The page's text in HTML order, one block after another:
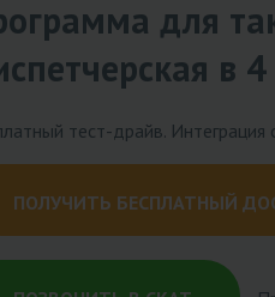
для
в
тест-драйв. Интеграция
ПОЛУЧИТЬ БЕСПЛАТНЫЙ